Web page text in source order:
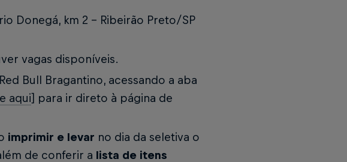
Donegá, km 2 - Ribeirão Preto/SP
vagas disponíveis.
Bull Bragantino, acessando a aba
aqui] para ir direto à página de
imprimir e levar no dia da seletiva o
de conferir a lista de itens